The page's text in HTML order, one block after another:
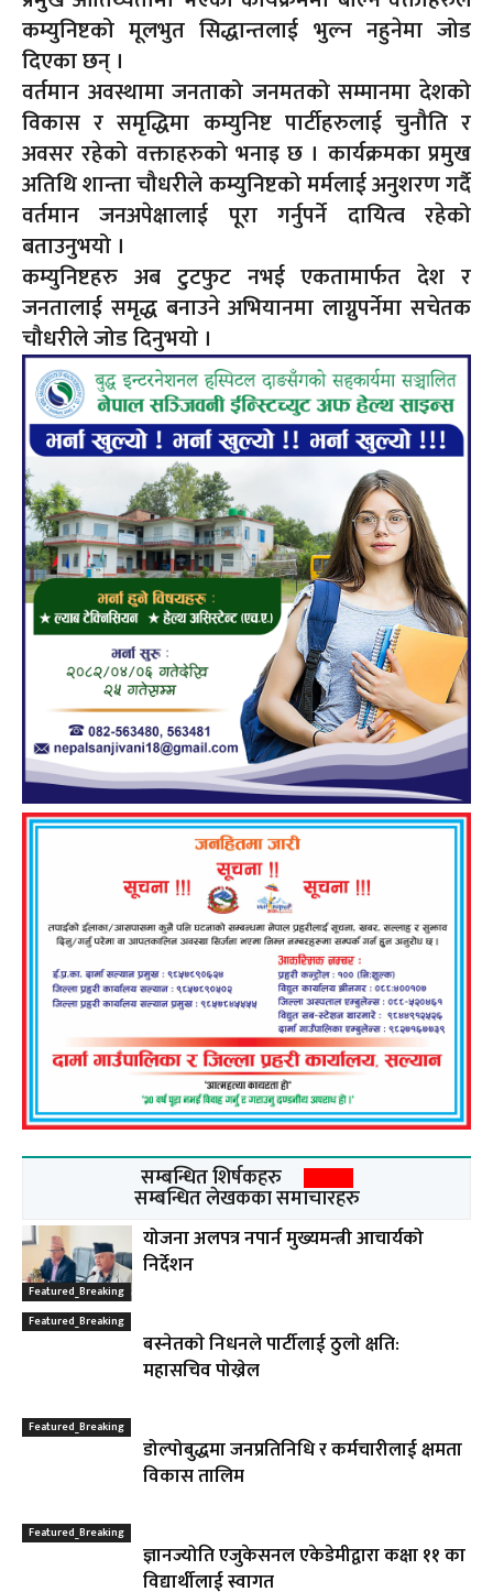
कम्युनिष्टको मूलभुत सिद्धान्तलाई भुल्न नहुनेमा जोड
दिएका छन् ।
वर्तमान अवस्थामा जनताको जनमतको सम्मानमा देशको
विकास र समृद्धिमा कम्युनिष्ट पार्टीहरुलाई चुनौति र
अवसर रहेको वक्ताहरुको भनाइ छ । कार्यक्रमका प्रमुख
अतिथि शान्ता चौधरीले कम्युनिष्टको मर्मलाई अनुशरण गर्दै
वर्तमान जनअपेक्षालाई पूरा गर्नुपर्ने दायित्व रहेको
बताउनुभयो ।
कम्युनिष्टहरु अब टुटफुट नभई एकतामार्फत देश र
जनतालाई समृद्ध बनाउने अभियानमा लाग्नुपर्नेमा सचेतक
चौधरीले जोड दिनुभयो ।
सम्बन्धित शिर्षकहरु
सम्बन्धित लेखकका समाचारहरु
Featured_Breaking
योजना अलपत्र नपार्न मुख्यमन्त्री आचार्यको
निर्देशन
Featured_Breaking
बस्नेतकाे निधनले पार्टीलाई ठुलाे क्षति:
महासचिव पाेख्रेल
Featured_Breaking
डोल्पोबुद्धमा जनप्रतिनिधि र कर्मचारीलाई क्षमता
विकास तालिम
Featured_Breaking
ज्ञानज्योति एजुकेसनल एकेडेमीद्वारा कक्षा ११ का
विद्यार्थीलाई स्वागत